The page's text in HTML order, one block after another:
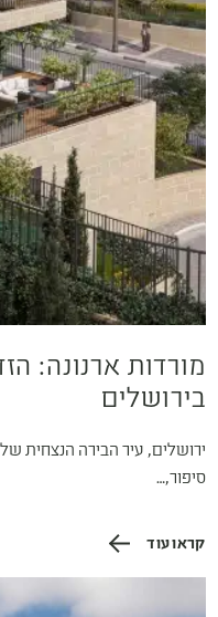
מורדות ארנונה:
בירושלים
ירושלים, עיר הבירה הנצחית
סיפור,…
קראו עוד